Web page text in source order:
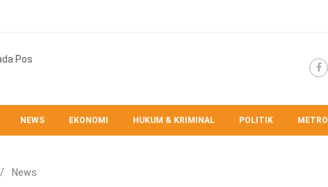
NEWS EKONOMI HUKUM & KRIMINAL POLITIK METRO
/ News